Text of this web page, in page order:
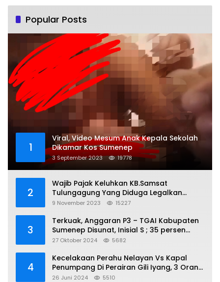
Popular Posts
1
Viral, Video Mesum Anak Kepala Sekolah
Dikamar Kos Sumenep
3 September 2023 19778
2
Wajib Pajak Keluhkan KB.Samsat
Tulungagung Yang Diduga Legalkan
Pungli
9 November 2023 15227
3
Terkuak, Anggaran P3 – TGAI Kabupaten
Sumenep Disunat, Inisial S ; 35 persen
Bagian Oknum DPR- RI
27 Oktober 2024 5682
4
Kecelakaan Perahu Nelayan Vs Kapal
Penumpang Di Perairan Gili Iyang, 3 Orang
Hilang
26 Juni 2024 5510